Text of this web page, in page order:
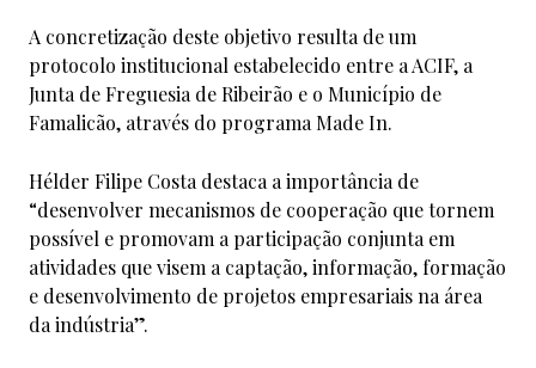
A concretização deste objetivo resulta de um
protocolo institucional estabelecido entre a ACIF, a
Junta de Freguesia de Ribeirão e o Município de
Famalicão, através do programa Made In.
Hélder Filipe Costa destaca a importância de
“desenvolver mecanismos de cooperação que tornem
possível e promovam a participação conjunta em
atividades que visem a captação, informação, formação
e desenvolvimento de projetos empresariais na área
da indústria”.